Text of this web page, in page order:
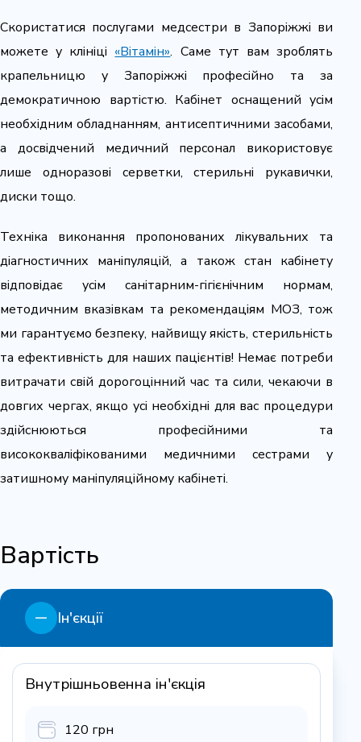
Скористатися послугами медсестри в Запоріжжі ви
можете у клініці «Вітамін». Саме тут вам зроблять
крапельницю у Запоріжжі професійно та за
демократичною вартістю. Кабінет оснащений усім
необхідним обладнанням, антисептичними засобами,
а досвідчений медичний персонал використовує
лише одноразові серветки, стерильні рукавички,
диски тощо.
Техніка виконання пропонованих лікувальних та
діагностичних маніпуляцій, а також стан кабінету
відповідає усім санітарним-гігієнічним нормам,
методичним вказівкам та рекомендаціям МОЗ, тож
ми гарантуємо безпеку, найвищу якість, стерильність
та ефективність для наших пацієнтів! Немає потреби
витрачати свій дорогоцінний час та сили, чекаючи в
довгих чергах, якщо усі необхідні для вас процедури
здійснюються професійними та
висококваліфікованими медичними сестрами у
затишному маніпуляційному кабінеті.
Вартість
Ін'єкції
Внутрішньовенна ін'єкція
120 грн